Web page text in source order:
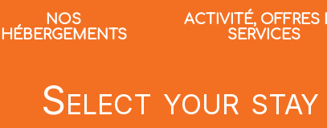
NOS
HÉBERGEMENTS
ACTIVITÉ, OFFRES
SERVICES
Select your stay